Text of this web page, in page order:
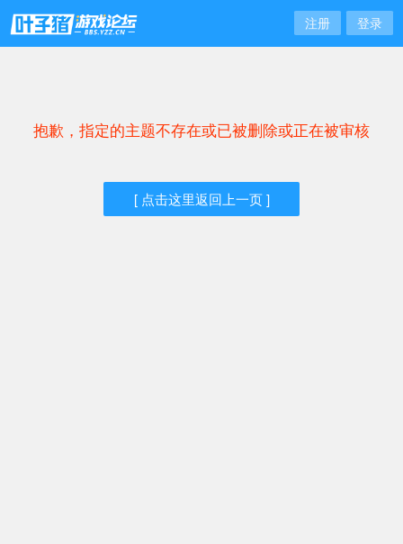
注册 登录
抱歉，指定的主题不存在或已被删除或正在被审核
[ 点击这里返回上一页 ]